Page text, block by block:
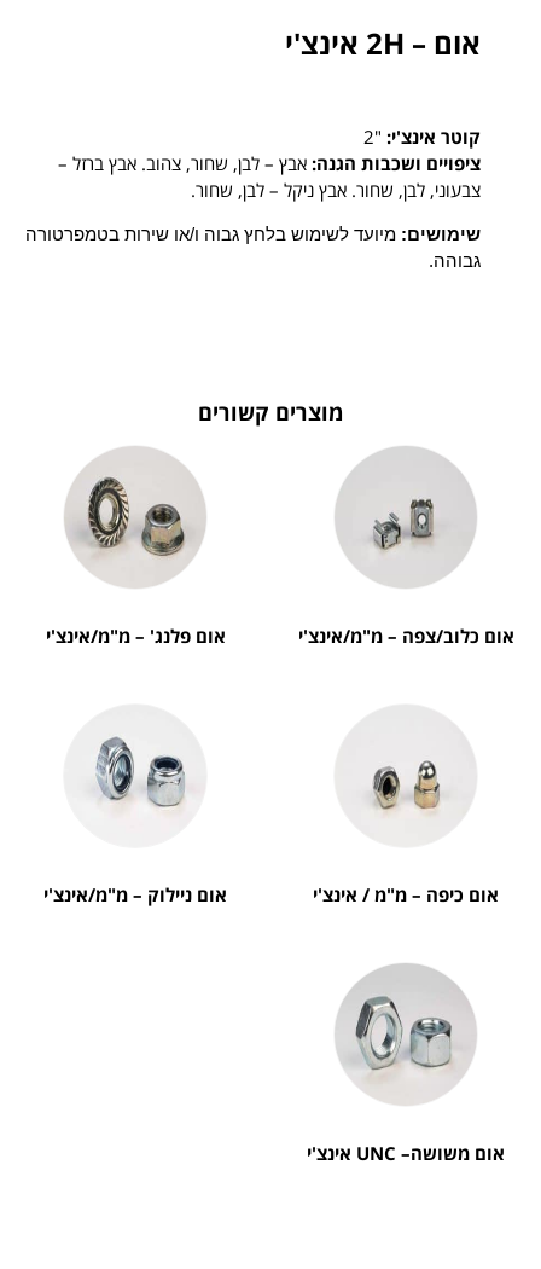
אום – 2H אינצ'י
קוטר אינצ'י: "2
ציפויים ושכבות הגנה: אבץ – לבן, שחור, צהוב. אבץ ברזל –
צבעוני, לבן, שחור. אבץ ניקל – לבן, שחור.
שימושים:
גבוהה.
מוצרים קשורים
אום כלוב/צפה – מ"מ/אינצ'י אום פלנג' – מ"מ/אינצ'י
אום כיפה – מ"מ / אינצ'י אום ניילוק – מ"מ/אינצ'י
אום משושה– UNC אינצ'י